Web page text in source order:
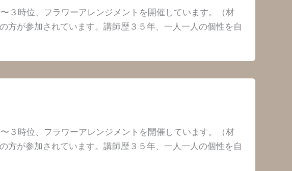
３時位、フラワーアレンジメントを開催しています。（材
方が参加されています。講師歴３５年、一人一人の個性を自
３時位、フラワーアレンジメントを開催しています。（材
方が参加されています。講師歴３５年、一人一人の個性を自